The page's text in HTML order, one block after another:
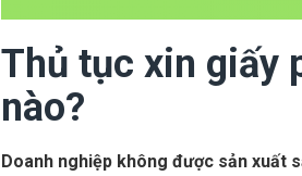
Thủ tục xin giấy
nào?
Doanh nghiệp không được sản xuất